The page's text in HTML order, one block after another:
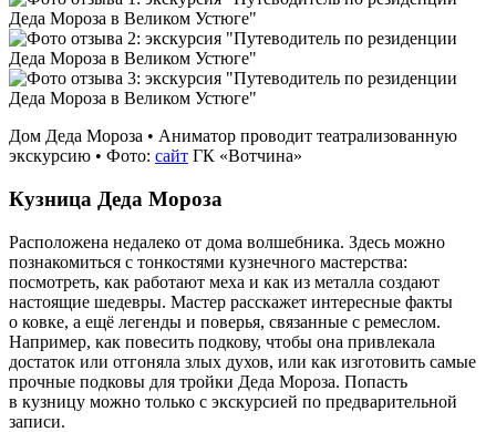
Дом Деда Мороза • Аниматор проводит театрализованную
экскурсию • Фото: сайт ГК «Вотчина»
Кузница Деда Мороза
Расположена недалеко от дома волшебника. Здесь можно
познакомиться с тонкостями кузнечного мастерства:
посмотреть, как работают меха и как из металла создают
настоящие шедевры. Мастер расскажет интересные факты
о ковке, а ещё легенды и поверья, связанные с ремеслом.
Например, как повесить подкову, чтобы она привлекала
достаток или отгоняла злых духов, или как изготовить самые
прочные подковы для тройки Деда Мороза. Попасть
в кузницу можно только с экскурсией по предварительной
записи.